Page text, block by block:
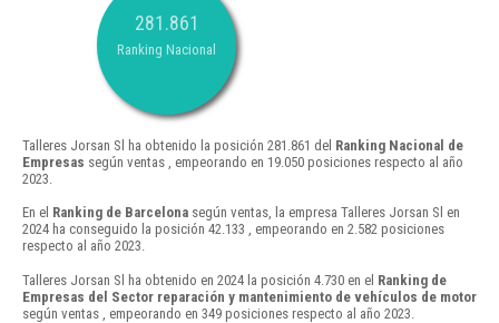
281.861
Ranking Nacional
Talleres Jorsan Sl ha obtenido la posición 281.861 del Ranking Nacional de
Empresas según ventas , empeorando en 19.050 posiciones respecto al año
2023.
En el Ranking de Barcelona según ventas, la empresa Talleres Jorsan Sl en
2024 ha conseguido la posición 42.133 , empeorando en 2.582 posiciones
respecto al año 2023.
Talleres Jorsan Sl ha obtenido en 2024 la posición 4.730 en el Ranking de
Empresas del Sector reparación y mantenimiento de vehículos de motor
según ventas , empeorando en 349 posiciones respecto al año 2023.